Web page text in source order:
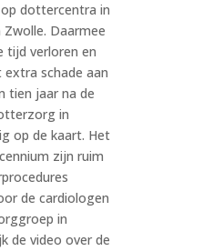
dottercentra in
Zwolle. Daarmee
tijd verloren en
schade aan
tien jaar na de
in
op de kaart. Het
zijn ruim
de cardiologen
in
de video over de